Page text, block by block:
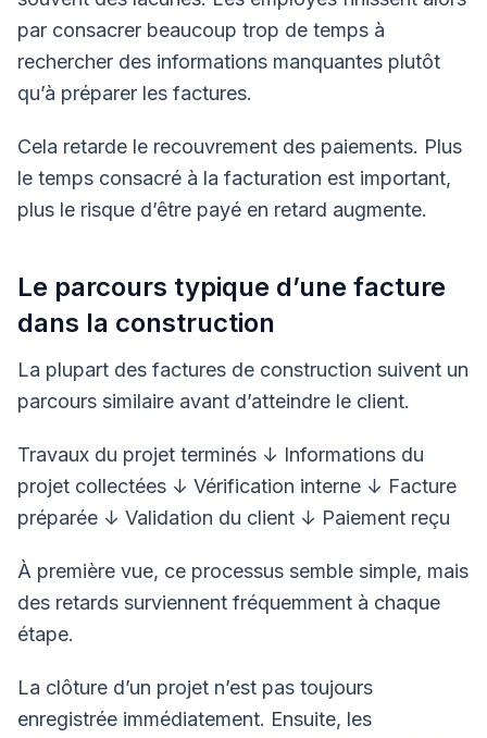
par consacrer beaucoup trop de temps à
rechercher des informations manquantes plutôt
qu’à préparer les factures.
Cela retarde le recouvrement des paiements. Plus
le temps consacré à la facturation est important,
plus le risque d’être payé en retard augmente.
Le parcours typique d’une facture
dans la construction
La plupart des factures de construction suivent un
parcours similaire avant d’atteindre le client.
Travaux du projet terminés ↓ Informations du
projet collectées ↓ Vérification interne ↓ Facture
préparée ↓ Validation du client ↓ Paiement reçu
À première vue, ce processus semble simple, mais
des retards surviennent fréquemment à chaque
étape.
La clôture d’un projet n’est pas toujours
enregistrée immédiatement. Ensuite, les